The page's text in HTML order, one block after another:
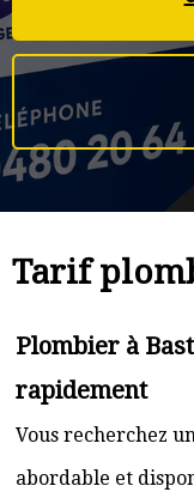
Tarif
Plombier à
rapidement
Vous recherchez
abordable et